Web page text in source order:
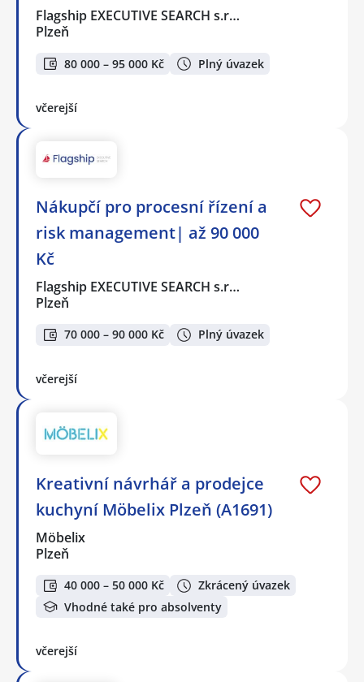
Flagship EXECUTIVE SEARCH s.r…
Plzeň
80 000 – 95 000 Kč Plný úvazek
včerejší
Nákupčí pro procesní řízení a
risk management| až 90 000
Kč
Flagship EXECUTIVE SEARCH s.r…
Plzeň
70 000 – 90 000 Kč Plný úvazek
včerejší
Kreativní návrhář a prodejce
kuchyní Möbelix Plzeň (A1691)
Möbelix
Plzeň
40 000 – 50 000 Kč
Zkrácený úvazek
Vhodné také pro absolventy
včerejší